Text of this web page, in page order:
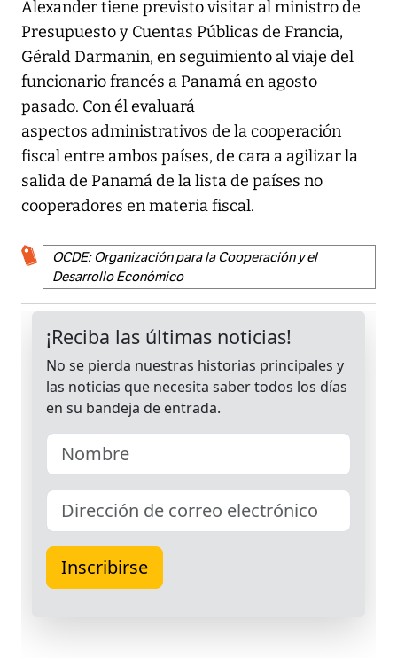
Alexander tiene previsto visitar al ministro de
Presupuesto y Cuentas Públicas de Francia,
Gérald Darmanin, en seguimiento al viaje del
funcionario francés a Panamá en agosto
pasado. Con él evaluará
aspectos administrativos de la cooperación
fiscal entre ambos países, de cara a agilizar la
salida de Panamá de la lista de países no
cooperadores en materia fiscal.
OCDE: Organización para la Cooperación y el
Desarrollo Económico